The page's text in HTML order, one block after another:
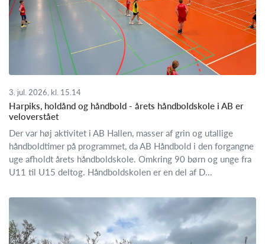
3. jul. 2026, kl. 15.14
Harpiks, holdånd og håndbold - årets håndboldskole i AB er
veloverstået
Der var høj aktivitet i AB Hallen, masser af grin og utallige
håndboldtimer på programmet, da AB Håndbold i den forgangne
uge afholdt årets håndboldskole. Omkring 90 børn og unge fra
U11 til U15 deltog. Håndboldskolen er en del af D...